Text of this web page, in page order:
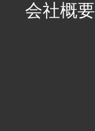
会社概要